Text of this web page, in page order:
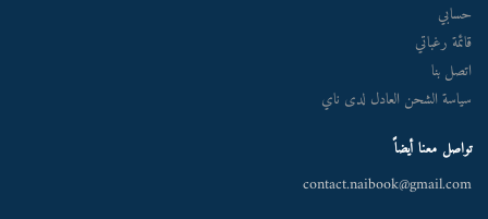
حسابي
قائمة رغباتي
اتصل بنا
سياسة الشحن العادل لدى ناي
تواصل معنا أيضاً
contact.naibook@gmail.com